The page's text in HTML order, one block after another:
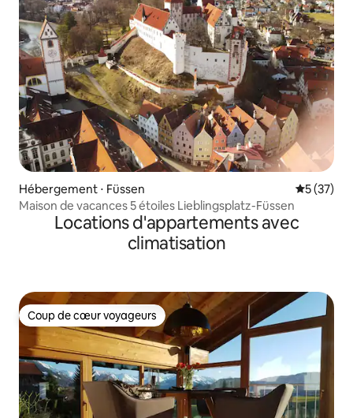
Hébergement ⋅ Füssen
5 (37)
Maison de vacances 5 étoiles Lieblingsplatz-Füssen
Locations d'appartements avec
climatisation
Coup de cœur voyageurs
Coup de cœur voyageurs